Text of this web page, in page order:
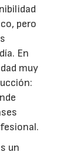
pero
En
muy
un